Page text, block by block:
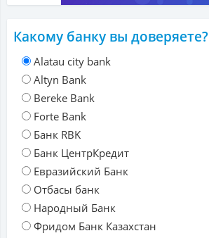
Какому банку вы доверяете?
Alatau city bank
Altyn Bank
Bereke Bank
Forte Bank
Банк RBK
Банк ЦентрКредит
Евразийский Банк
Отбасы банк
Народный Банк
Фридом Банк Казахстан